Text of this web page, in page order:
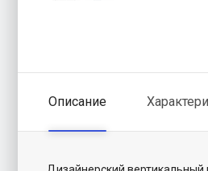
Описание